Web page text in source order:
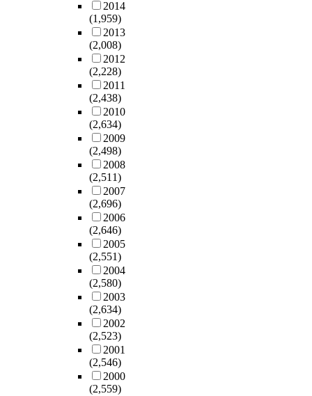
2014
(1,959)
2013
(2,008)
2012
(2,228)
2011
(2,438)
2010
(2,634)
2009
(2,498)
2008
(2,511)
2007
(2,696)
2006
(2,646)
2005
(2,551)
2004
(2,580)
2003
(2,634)
2002
(2,523)
2001
(2,546)
2000
(2,559)